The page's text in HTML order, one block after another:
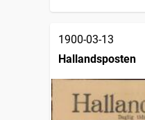
1900-03-13
Hallandsposten